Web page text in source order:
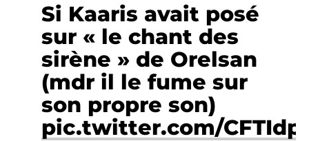
Si Kaaris avait posé
sur « le chant des
sirène » de Orelsan
(mdr il le fume sur
son propre son)
pic.twitter.com/